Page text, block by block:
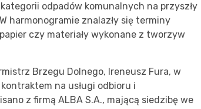
odpadów komunalnych na przyszły
harmonogramie znalazły się terminy
czy materiały wykonane z tworzyw
Brzegu Dolnego, Ireneusz Fura, w
na usługi odbioru i
z firmą ALBA S.A., mającą siedzibę we